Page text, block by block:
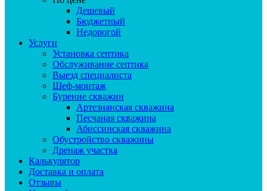
Дешевый
Бюджетный
Недорогой
Услуги
Установка септика
Обслуживание септика
Выезд специалиста
Шеф-монтаж
Бурение скважин
Артезианская скважина
Песчаная скважина
Абиссинская скважина
Обустройство скважины
Дренаж участка
Калькулятор
Доставка и оплата
Отзывы